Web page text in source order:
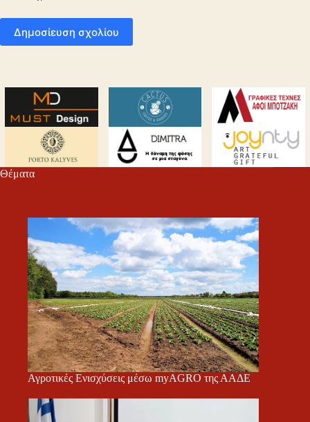
Δημοσίευση σχολίου
Θέματα
Αγροτικές Ενισχύσεις μέσω myAGRO της ΑΑΔΕ